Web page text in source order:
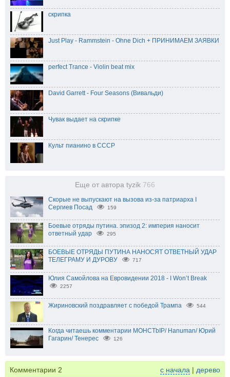
скрипка
Just Play - Rammstein - Ohne Dich + ПРИНИМАЕМ ЗАЯВКИ
perfect Trance - Violin beat mix
David Garrett - Four Seasons (Вивальди)
Чувак выдает на скрипке
Культ пианино в СССР
Еще от автора tyzik 766
Скорые не выпускают на вызова из-за патриарха I
Сергиев Посад
159
Боевые отряды путина. эпизод 2: империя наносит
ответный удар
295
БОЕВЫЕ ОТРЯДЫ ПУТИНА НАНОСЯТ ОТВЕТНЫЙ УДАР
ТЕЛЕГРАМУ И ДУРОВУ
717
Юлия Самойлова на Евровидении 2018 - I Won’t Break
2257
Жириновский поздравляет с победой Трампа 544
Когда читаешь комментарии MOHCTbIP/ Hanuman/ Юрий
Гагарин/ Тенерес
126
Комментарии 2 с начала | дерево